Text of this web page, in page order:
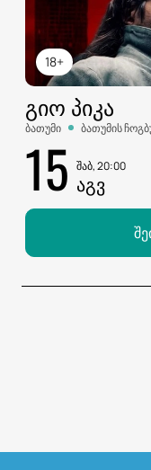
18+
ᲒᲘᲝ ᲞᲘᲙᲐ
ბათუმი ბათუმის
15 შაბ, 20:00
ᲐᲒᲕ